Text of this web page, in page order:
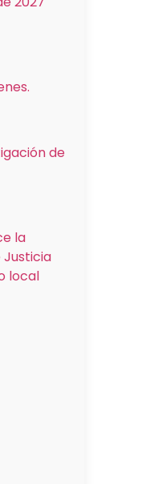
de
la
Justicia
local